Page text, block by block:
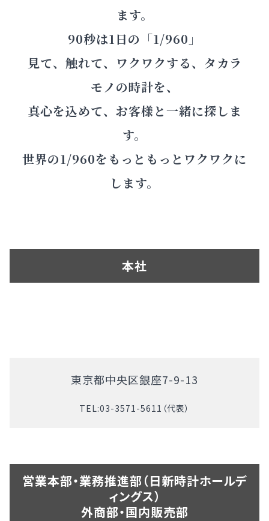
ます。
90秒は1日の「1/960」
見て、触れて、ワクワクする、タカラ
モノの時計を、
真心を込めて、お客様と一緒に探しま
す。
世界の1/960をもっともっとワクワクに
します。
本社
東京都中央区銀座7-9-13
TEL:03-3571-5611 （代表）
営業本部・業務推進部（日新時計ホールデ
ィングス）
外商部・国内販売部